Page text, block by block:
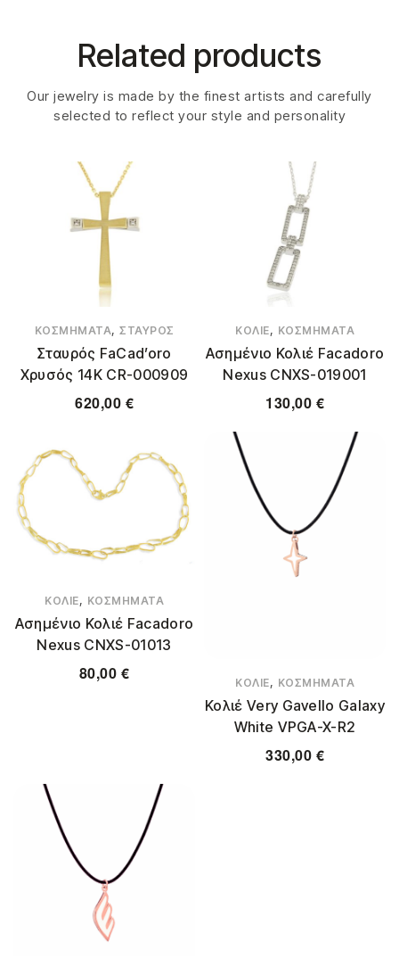
Related products
Our jewelry is made by the finest artists and carefully
selected to reflect your style and personality
ΚΟΣΜΉΜΑΤΑ, ΣΤΑΥΡΌΣ
Σταυρός FaCad’oro
Χρυσός 14Κ CR-000909
620,00 €
ΚΟΛΙΈ, ΚΟΣΜΉΜΑΤΑ
Ασημένιο Κολιέ Facadoro
Nexus CNXS-019001
130,00 €
ΚΟΛΙΈ, ΚΟΣΜΉΜΑΤΑ
Ασημένιο Κολιέ Facadoro
Nexus CNXS-01013
80,00 € ΚΟΛΙΈ, ΚΟΣΜΉΜΑΤΑ
Κολιέ Very Gavello Galaxy
White VPGA-X-R2
330,00 €